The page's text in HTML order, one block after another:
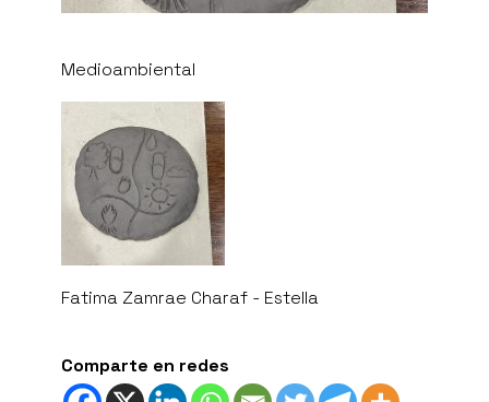
Medioambiental
Fatima Zamrae Charaf - Estella
Comparte en redes